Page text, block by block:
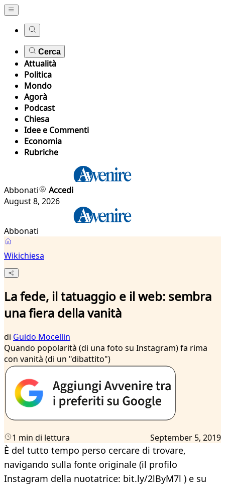
Cerca
Attualità
Politica
Mondo
Agorà
Podcast
Chiesa
Idee e Commenti
Economia
Rubriche
Abbonati
Accedi
August 8, 2026
Abbonati
Wikichiesa
La fede, il tatuaggio e il web: sembra
una fiera della vanità
di Guido Mocellin
Quando popolarità (di una foto su Instagram) fa rima
con vanità (di un "dibattito")
1 min di lettura September 5, 2019
È del tutto tempo perso cercare di trovare,
navigando sulla fonte originale (il profilo
Instagram della nuotatrice: bit.ly/2lByM7l ) e su